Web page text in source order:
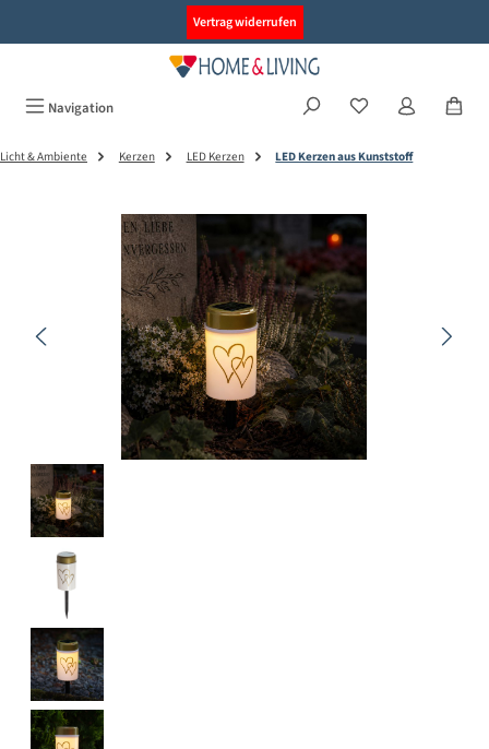
Vertrag widerrufen
Navigation
Licht & Ambiente Kerzen LED Kerzen LED Kerzen aus Kunststoff
Bildergalerie überspringen